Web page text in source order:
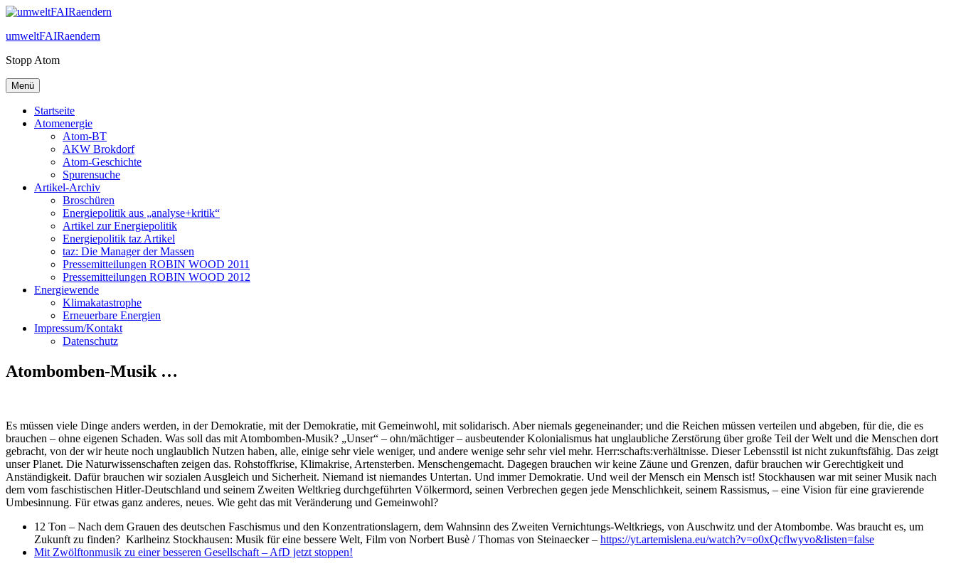
Zum
springen
umweltFAIRaendern
Stopp Atom
Menü
Startseite
Atomenergie
Atom-BT
AKW Brokdorf
Atom-Geschichte
Spurensuche
Artikel-Archiv
Broschüren
Energiepolitik aus „analyse+kritik“
Artikel zur Energiepolitik
Energiepolitik taz Artikel
taz: Die Manager der Massen
Pressemitteilungen ROBIN WOOD 2011
Pressemitteilungen ROBIN WOOD 2012
Energiewende
Klimakatastrophe
Erneuerbare Energien
Impressum/Kontakt
Datenschutz
Atombomben-Musik …
Es müssen viele Dinge anders werden, in der Demokratie, mit der Demokratie, mit Gemeinwohl, mit solidarisch. Aber niemals gegeneinander; und die Reichen müssen verteilen und abgeben, für die, die es
brauchen – ohne eigenen Schaden. Was soll das mit Atombomben-Musik? „Unser“ – ohn/mächtiger – ausbeutender Kolonialismus hat unglaubliche Zerstörung über große Teil der Welt und die Menschen dort
gebracht, von der wir heute noch unglaublich Nutzen haben, alle, einige sehr viele weniger, und andere wenige sehr sehr viel mehr. Herr:schafts:verhältnisse. Dieser Lebensstil ist nicht zukunftsfähig. Das zeigt
unser Planet. Die Naturwissenschaften zeigen das. Rohstoffkrise, Klimakrise, Artensterben. Menschengemacht. Dagegen brauchen wir keine Zäune und Grenzen, dafür brauchen wir Gerechtigkeit und
Anständigkeit. Dafür brauchen wir sozialen Ausgleich und Sicherheit. Niemand ist niemandes Untertan. Und immer Demokratie. Und weil der Mensch ein Mensch ist! Stockhausen war mit seiner Musik nach
dem vom faschistischen Hitler-Deutschland und seinem Zweiten Weltkrieg durchgeführten Völkermord, seinen Verbrechen gegen jede Menschlichkeit, seinem Rassismus, – eine Vision für eine gravierende
Umbesinnung. Für etwas ganz anderes, neues. Wie geht das mit Veränderung und Gemeinwohl?
12 Ton – Nach dem Grauen des deutschen Faschismus und den Konzentrationslagern, dem Wahnsinn des Zweiten Vernichtungs-Weltkriegs, von Auschwitz und der Atombombe. Was braucht es, um
Zukunft zu finden? Karlheinz Stockhausen: Musik für eine bessere Welt, Film von Norbert Busè / Thomas von Steinaecker – https://yt.artemislena.eu/watch?v=o0xQcflwyvo&listen=false
Mit Zwölftonmusik zu einer besseren Gesellschaft – AfD jetzt stoppen!